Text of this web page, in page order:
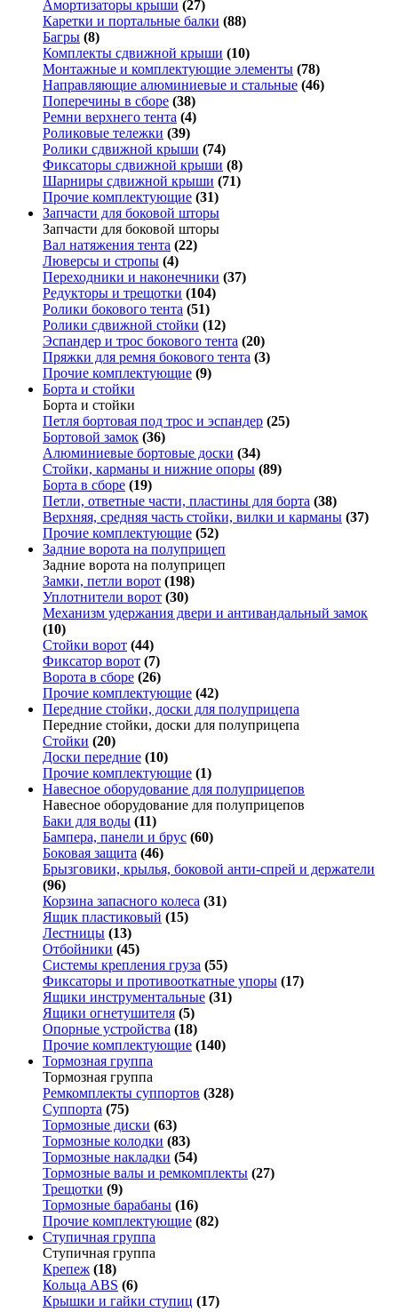
Амортизаторы крыши (27)
Каретки и портальные балки (88)
Багры (8)
Комплекты сдвижной крыши (10)
Монтажные и комплектующие элементы (78)
Направляющие алюминиевые и стальные (46)
Поперечины в сборе (38)
Ремни верхнего тента (4)
Роликовые тележки (39)
Ролики сдвижной крыши (74)
Фиксаторы сдвижной крыши (8)
Шарниры сдвижной крыши (71)
Прочие комплектующие (31)
Запчасти для боковой шторы
Запчасти для боковой шторы
Вал натяжения тента (22)
Люверсы и стропы (4)
Переходники и наконечники (37)
Редукторы и трещотки (104)
Ролики бокового тента (51)
Ролики сдвижной стойки (12)
Эспандер и трос бокового тента (20)
Пряжки для ремня бокового тента (3)
Прочие комплектующие (9)
Борта и стойки
Борта и стойки
Петля бортовая под трос и эспандер (25)
Бортовой замок (36)
Алюминиевые бортовые доски (34)
Стойки, карманы и нижние опоры (89)
Борта в сборе (19)
Петли, ответные части, пластины для борта (38)
Верхняя, средняя часть стойки, вилки и карманы (37)
Прочие комплектующие (52)
Задние ворота на полуприцеп
Задние ворота на полуприцеп
Замки, петли ворот (198)
Уплотнители ворот (30)
Механизм удержания двери и антивандальный замок
(10)
Стойки ворот (44)
Фиксатор ворот (7)
Ворота в сборе (26)
Прочие комплектующие (42)
Передние стойки, доски для полуприцепа
Передние стойки, доски для полуприцепа
Стойки (20)
Доски передние (10)
Прочие комплектующие (1)
Навесное оборудование для полуприцепов
Навесное оборудование для полуприцепов
Баки для воды (11)
Бампера, панели и брус (60)
Боковая защита (46)
Брызговики, крылья, боковой анти-спрей и держатели
(96)
Корзина запасного колеса (31)
Ящик пластиковый (15)
Лестницы (13)
Отбойники (45)
Системы крепления груза (55)
Фиксаторы и противооткатные упоры (17)
Ящики инструментальные (31)
Ящики огнетушителя (5)
Опорные устройства (18)
Прочие комплектующие (140)
Тормозная группа
Тормозная группа
Ремкомплекты суппортов (328)
Суппорта (75)
Тормозные диски (63)
Тормозные колодки (83)
Тормозные накладки (54)
Тормозные валы и ремкомплекты (27)
Трещотки (9)
Тормозные барабаны (16)
Прочие комплектующие (82)
Ступичная группа
Ступичная группа
Крепеж (18)
Кольца ABS (6)
Крышки и гайки ступиц (17)